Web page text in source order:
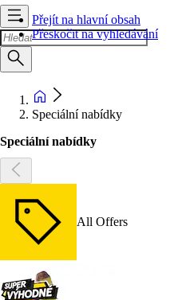
Přejít na hlavní obsah
Přeskočit na vyhledávání
Speciální nabídky
Speciální nabídky
All Offers